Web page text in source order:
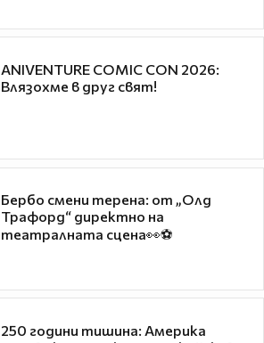
ANIVENTURE COMIC CON 2026:
Влязохме в друг свят!
Бербо смени терена: от „Олд
Трафорд“ директно на
театралната сцена👀⚽
250 години тишина: Америка